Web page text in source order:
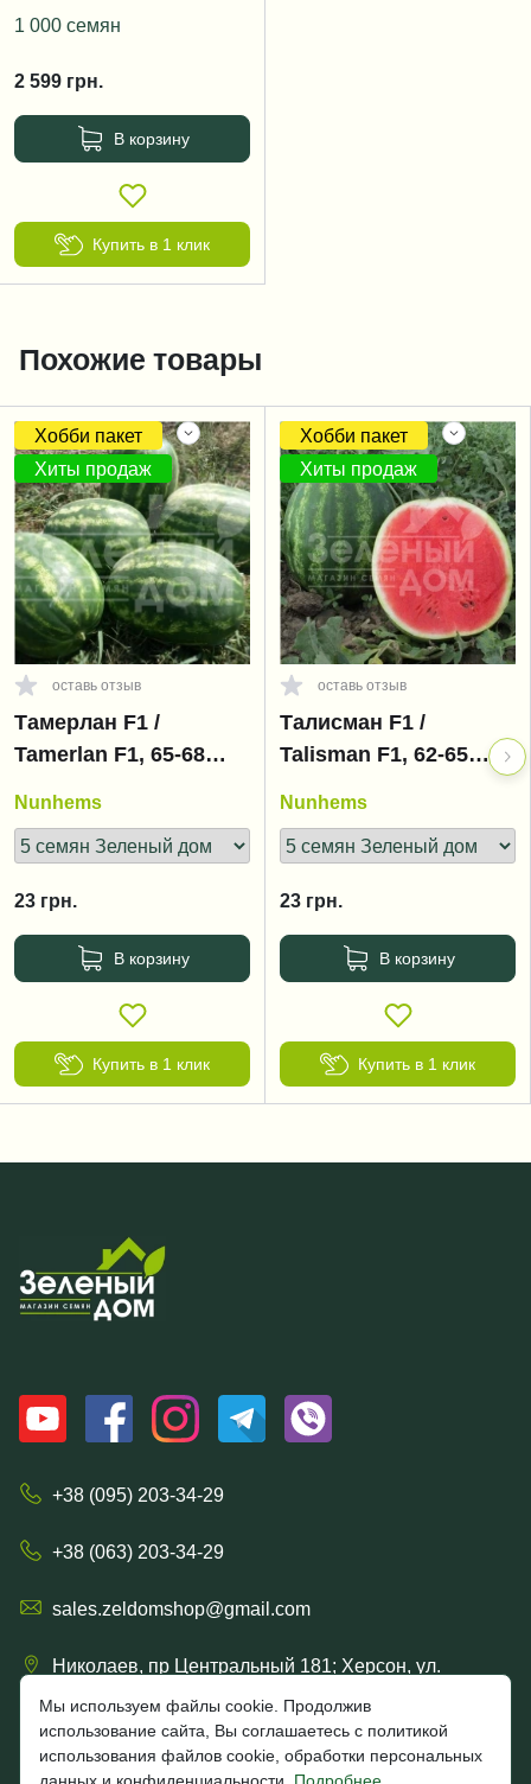
1 000 семян
2 599 грн.
В корзину
Купить в 1 клик
Похожие товары
Хобби пакет
Хиты продаж
оставь отзыв
Тамерлан F1 /
Tamerlan F1, 65-68
Nunhems
23 грн.
В корзину
Купить в 1 клик
Хобби пакет
Хиты продаж
оставь отзыв
Талисман F1 /
Talisman F1, 62-65
Nunhems
23 грн.
В корзину
Купить в 1 клик
+38 (095) 203-34-29
+38 (063) 203-34-29
sales.zeldomshop@gmail.com
Николаев, пр Центральный 181; Херсон, ул.
Мы используем файлы cookie. Продолжив
использование сайта, Вы соглашаетесь с политикой
использования файлов cookie, обработки персональных
данных и конфиденциальности.
Подробнее